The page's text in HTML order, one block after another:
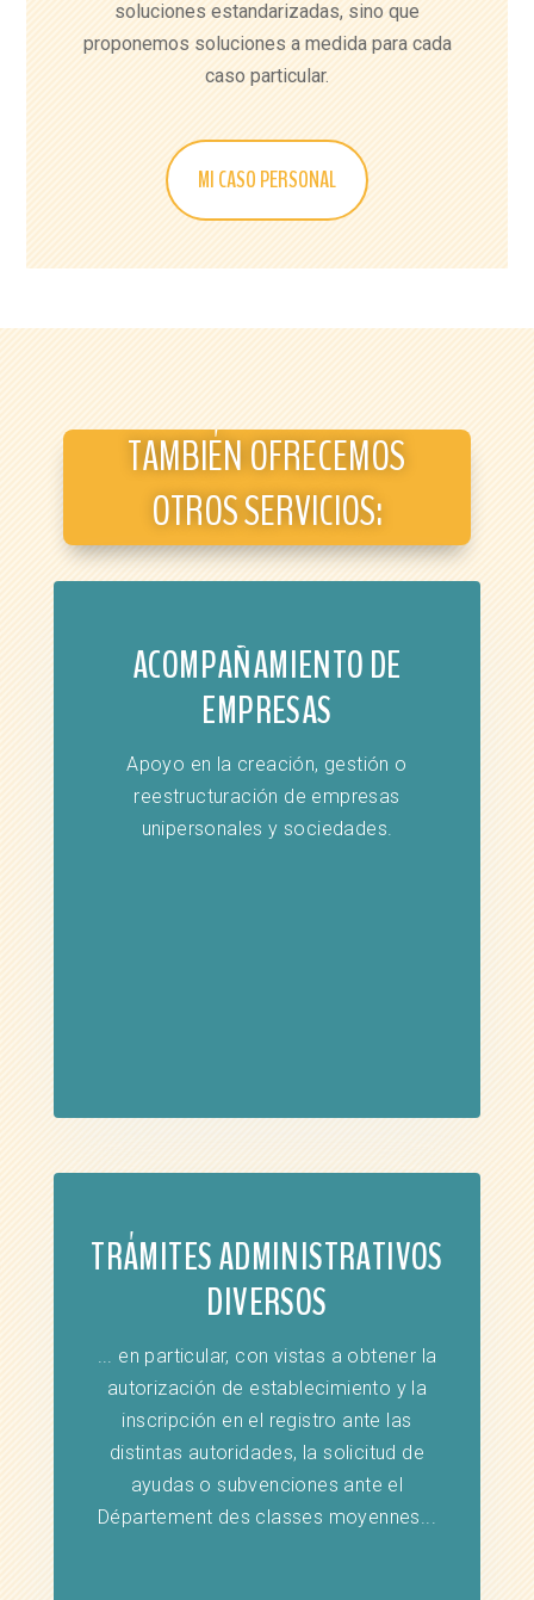
soluciones estandarizadas, sino que
proponemos soluciones a medida para cada
caso particular.
MI CASO PERSONAL
TAMBIÉN OFRECEMOS
OTROS SERVICIOS:
ACOMPAÑAMIENTO DE
EMPRESAS
Apoyo en la creación, gestión o
reestructuración de empresas
unipersonales y sociedades.
TRÁMITES ADMINISTRATIVOS
DIVERSOS
... en particular, con vistas a obtener la
autorización de establecimiento y la
inscripción en el registro ante las
distintas autoridades, la solicitud de
ayudas o subvenciones ante el
Département des classes moyennes...